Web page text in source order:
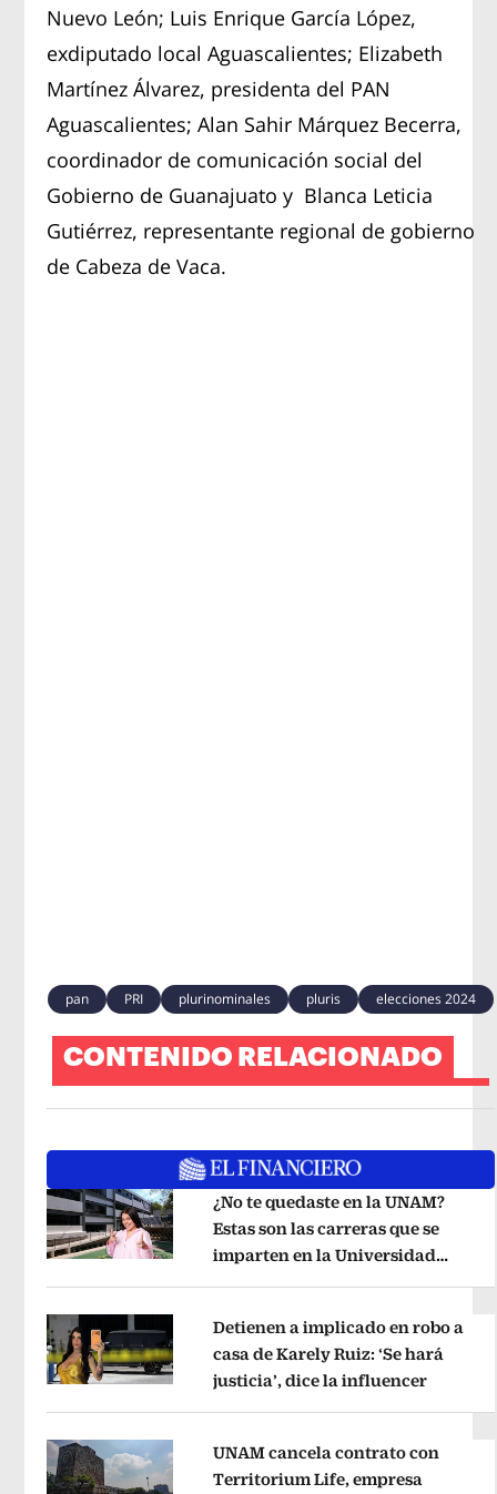
Nuevo León; Luis Enrique García López,
exdiputado local Aguascalientes; Elizabeth
Martínez Álvarez, presidenta del PAN
Aguascalientes; Alan Sahir Márquez Becerra,
coordinador de comunicación social del
Gobierno de Guanajuato y Blanca Leticia
Gutiérrez, representante regional de gobierno
de Cabeza de Vaca.
pan PRI plurinominales pluris elecciones 2024
CONTENIDO RELACIONADO
¿No te quedaste en la UNAM?
Estas son las carreras que se
imparten en la Universidad
Detienen a implicado en robo a
casa de Karely Ruiz: ‘Se hará
justicia’, dice la influencerOpens
UNAM cancela contrato con
Territorium Life, empresa